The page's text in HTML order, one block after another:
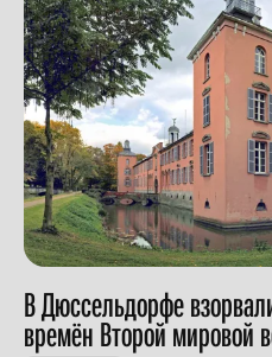
В Дюссельдорфе
времён Второй мировой